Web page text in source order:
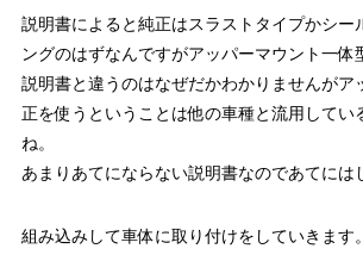
説明書によると純正はスラストタイプかシー
ングのはずなんですがアッパーマウント一体
説明書と違うのはなぜだかわかりませんがア
正を使うということは他の車種と流用してい
ね。
あまりあてにならない説明書なのであてには
組み込みして車体に取り付けをしていきます。